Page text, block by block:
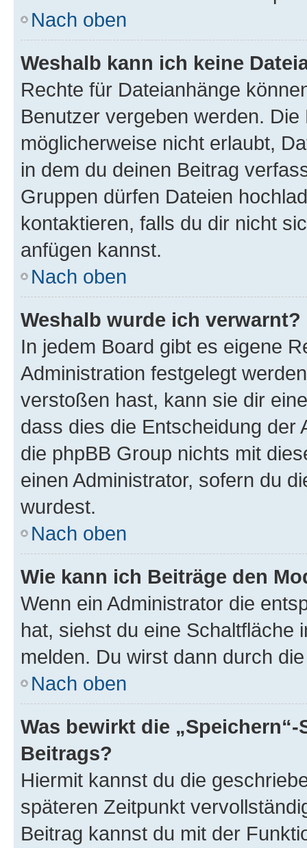
Nach oben
Weshalb kann ich keine
Rechte für Dateianhänge
Benutzer vergeben werden.
möglicherweise nicht erlaubt,
in dem du deinen Beitrag
Gruppen dürfen Dateien
kontaktieren, falls du dir nicht
anfügen kannst.
Nach oben
Weshalb wurde ich verwarnt?
In jedem Board gibt es eigene
Administration festgelegt
verstoßen hast, kann sie dir
dass dies die Entscheidung der
die phpBB Group nichts mit
einen Administrator, sofern du
wurdest.
Nach oben
Wie kann ich Beiträge den
Wenn ein Administrator die
hat, siehst du eine Schaltfläche
melden. Du wirst dann durch
Nach oben
Was bewirkt die
Beitrags?
Hiermit kannst du die
späteren Zeitpunkt
Beitrag kannst du mit der